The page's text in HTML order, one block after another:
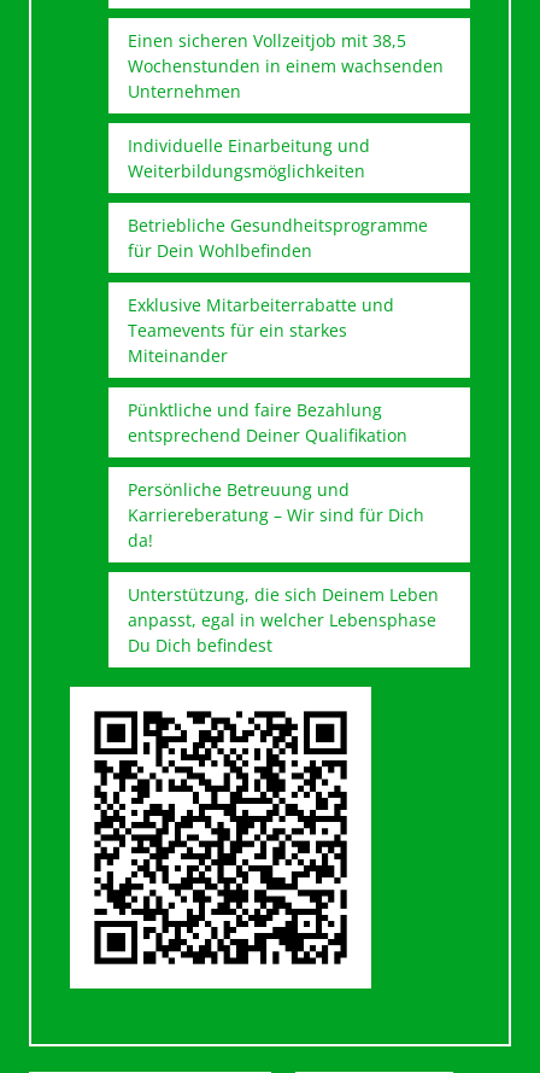
Einen sicheren Vollzeitjob mit 38,5
Wochenstunden in einem wachsenden
Unternehmen
Individuelle Einarbeitung und
Weiterbildungsmöglichkeiten
Betriebliche Gesundheitsprogramme
für Dein Wohlbefinden
Exklusive Mitarbeiterrabatte und
Teamevents für ein starkes
Miteinander
Pünktliche und faire Bezahlung
entsprechend Deiner Qualifikation
Persönliche Betreuung und
Karriereberatung – Wir sind für Dich
da!
Unterstützung, die sich Deinem Leben
anpasst, egal in welcher Lebensphase
Du Dich befindest